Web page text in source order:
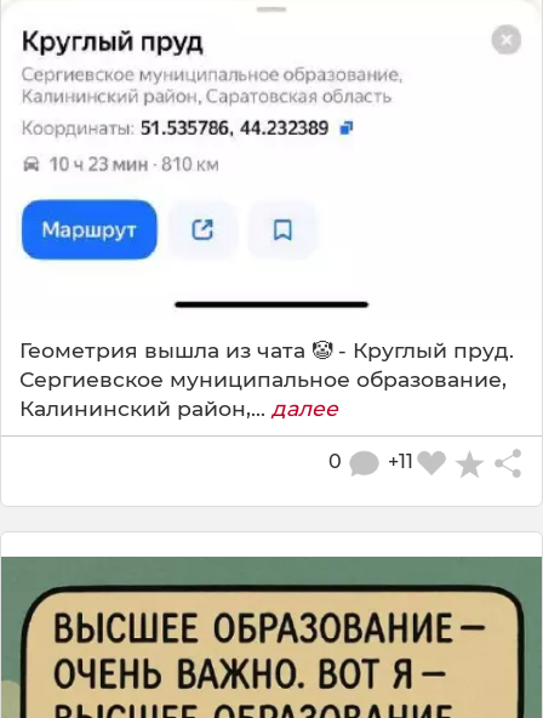
Геометрия вышла из чата 🤡 - Круглый пруд.
Сергиевское муниципальное образование,
Калининский район,... далее
+11
0